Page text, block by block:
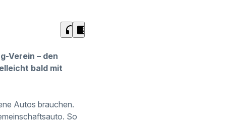
headphones chrome_reader_mode
Verein – den
bald mit
Autos brauchen.
So